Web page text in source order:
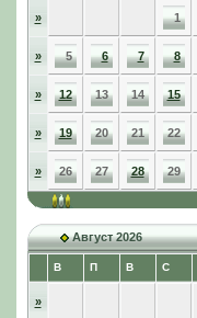
» 1
» 5 6 7 8
» 12 13 14 15
» 19 20 21 22
» 26 27 28 29
Август 2026
В П В С
»